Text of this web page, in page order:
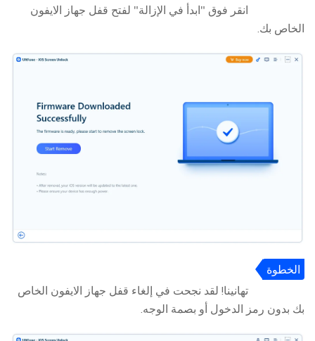
انقر فوق "ابدأ في الإزالة" لفتح قفل جهاز الايفون
الخاص بك.
الخطوة
تهانينا! لقد نجحت في إلغاء قفل جهاز الايفون الخاص
بك بدون رمز الدخول أو بصمة الوجه.